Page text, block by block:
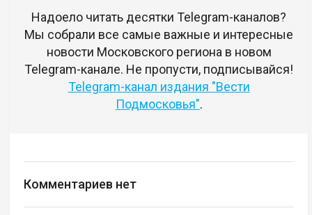
Надоело читать десятки Telegram-каналов?
Мы собрали все самые важные и интересные
новости Московского региона в новом
Telegram-канале. Не пропусти, подписывайся!
Telegram-канал издания "Вести
Подмосковья".
Комментариев нет